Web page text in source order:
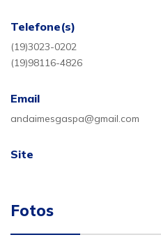
Telefone(s)
(19)3023-0202
(19)98116-4826
Email
andaimesgaspa@gmail.com
Site
Fotos